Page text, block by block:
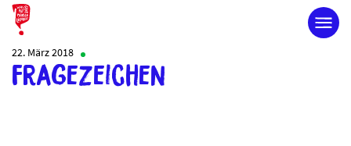
22. März 2018
fragezeichen